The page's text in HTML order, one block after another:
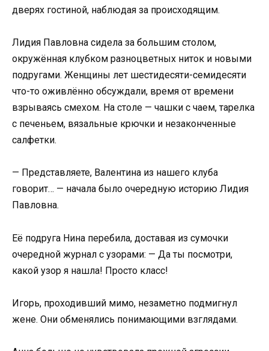
дверях гостиной, наблюдая за происходящим.
Лидия Павловна сидела за большим столом,
окружённая клубком разноцветных ниток и новыми
подругами. Женщины лет шестидесяти-семидесяти
что-то оживлённо обсуждали, время от времени
взрываясь смехом. На столе — чашки с чаем, тарелка
с печеньем, вязальные крючки и незаконченные
салфетки.
— Представляете, Валентина из нашего клуба
говорит… — начала было очередную историю Лидия
Павловна.
Её подруга Нина перебила, доставая из сумочки
очередной журнал с узорами: — Да ты посмотри,
какой узор я нашла! Просто класс!
Игорь, проходивший мимо, незаметно подмигнул
жене. Они обменялись понимающими взглядами.